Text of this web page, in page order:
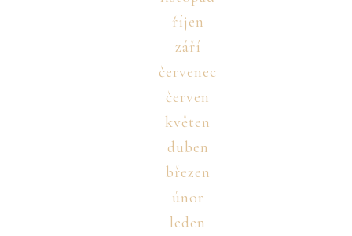
říjen
září
červenec
červen
květen
duben
březen
únor
leden